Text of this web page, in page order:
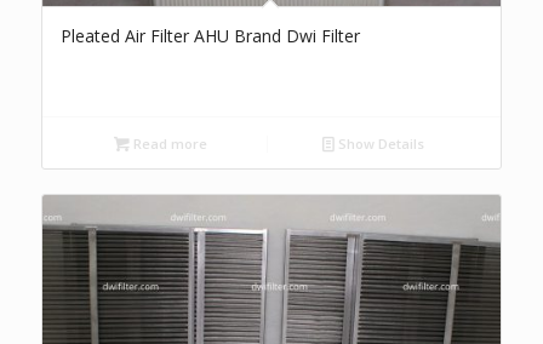
Pleated Air Filter AHU Brand Dwi Filter
Read more Show Details